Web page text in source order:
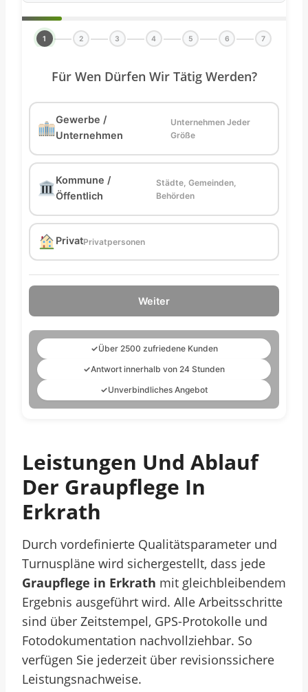
1 2 3 4 5 6 7
Für Wen Dürfen Wir Tätig Werden?
Gewerbe /
Unternehmen
Unternehmen Jeder
Größe
Kommune /
Öffentlich
Städte, Gemeinden,
Behörden
PrivatPrivatpersonen
Weiter
✓Über 2500 zufriedene Kunden
✓Antwort innerhalb von 24 Stunden
✓Unverbindliches Angebot
Leistungen Und Ablauf
Der Graupflege In
Erkrath
Durch vordefinierte Qualitätsparameter und
Turnuspläne wird sichergestellt, dass jede
Graupflege in Erkrath mit gleichbleibendem
Ergebnis ausgeführt wird. Alle Arbeitsschritte
sind über Zeitstempel, GPS-Protokolle und
Fotodokumentation nachvollziehbar. So
verfügen Sie jederzeit über revisionssichere
Leistungsnachweise.